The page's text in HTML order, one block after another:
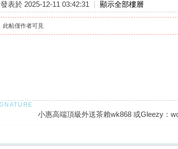
發表於 2025-12-11 03:42:31 | 顯示全部樓層
此帖僅作者可見
小惠高端頂級外送茶賴wk868 或Gleezy：